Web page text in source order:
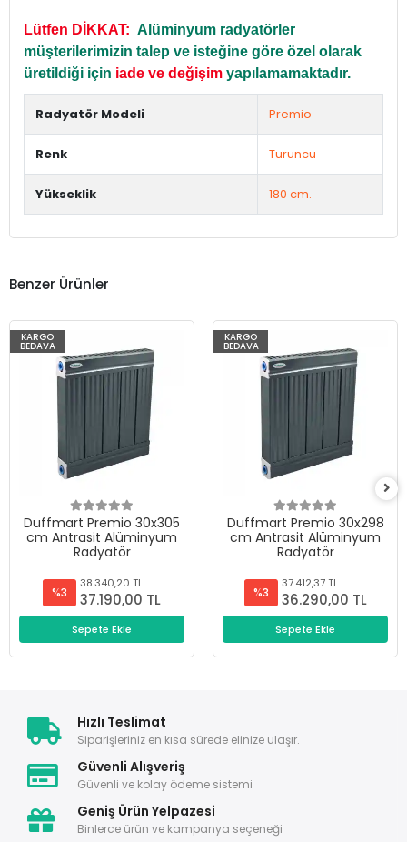
Lütfen DİKKAT: Alüminyum radyatörler
müşterilerimizin talep ve isteğine göre özel olarak
üretildiği için iade ve değişim yapılamamaktadır.
Radyatör Modeli Premio
Renk Turuncu
Yükseklik 180 cm.
Benzer Ürünler
KARGO
BEDAVA
Duffmart Premio 30x305
cm Antrasit Alüminyum
Radyatör
%3
38.340,20 TL
37.190,00 TL
Sepete Ekle
KARGO
BEDAVA
Duffmart Premio 30x298
cm Antrasit Alüminyum
Radyatör
%3
37.412,37 TL
36.290,00 TL
Sepete Ekle
Hızlı Teslimat
Siparişleriniz en kısa sürede elinize ulaşır.
Güvenli Alışveriş
Güvenli ve kolay ödeme sistemi
Geniş Ürün Yelpazesi
Binlerce ürün ve kampanya seçeneği